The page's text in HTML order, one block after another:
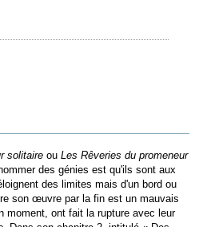
solitaire ou Les Rêveries du promeneur
des génies est qu'ils sont aux
des limites mais d'un bord ou
son œuvre par la fin est un mauvais
moment, ont fait la rupture avec leur